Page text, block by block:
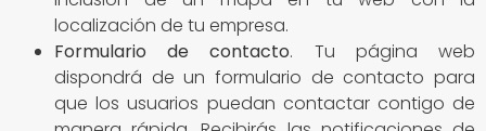
localización de tu empresa.
Formulario de contacto. Tu página web
dispondrá de un formulario de contacto para
que los usuarios puedan contactar contigo de